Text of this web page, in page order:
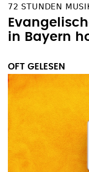
72 STUNDEN
in Bayern
OFT GELESEN